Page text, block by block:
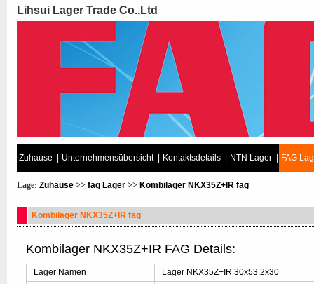
Lihsui Lager Trade Co.,Ltd
Zuhause Unternehmensübersicht Kontaktsdetails NTN Lager FAG
Lage: Zuhause >> fag Lager >> Kombilager NKX35Z+IR fag
Kombilager NKX35Z+IR fag
Kombilager NKX35Z+IR FAG Details:
Lager Namen
Lager NKX35Z+IR 30x53.2x30